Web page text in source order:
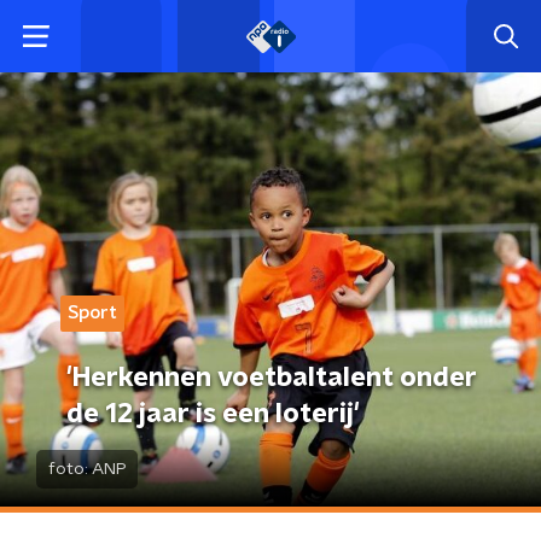
Sport
'Herkennen voetbaltalent onder
de 12 jaar is een loterij'
foto:ANP